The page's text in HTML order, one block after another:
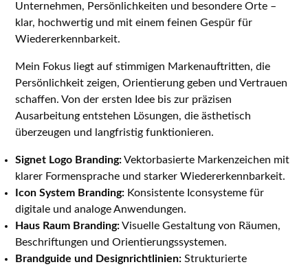
Unternehmen, Persönlichkeiten und besondere Orte –
klar, hochwertig und mit einem feinen Gespür für
Wiedererkennbarkeit.
Mein Fokus liegt auf stimmigen Markenauftritten, die
Persönlichkeit zeigen, Orientierung geben und Vertrauen
schaffen. Von der ersten Idee bis zur präzisen
Ausarbeitung entstehen Lösungen, die ästhetisch
überzeugen und langfristig funktionieren.
Signet Logo Branding:Vektorbasierte Markenzeichen mit
klarer Formensprache und starker Wiedererkennbarkeit.
Icon System Branding: Konsistente Iconsysteme für
digitale und analoge Anwendungen.
Haus Raum Branding:Visuelle Gestaltung von Räumen,
Beschriftungen und Orientierungssystemen.
Brandguide und Designrichtlinien: Strukturierte